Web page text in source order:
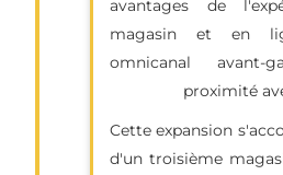
avantages de
magasin et en
omnicanal avant-
proximité
Cette expansion
d'un troisième